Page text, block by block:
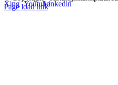
Page load link